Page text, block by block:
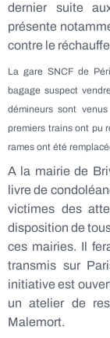
dernier suite
présente
contre le
La gare SNCF de
bagage suspect
démineurs sont
premiers trains ont pu
rames ont été
A la mairie de
livre de
victimes des
disposition de
ces mairies. Il
transmis sur
initiative est
un atelier de
Malemort.